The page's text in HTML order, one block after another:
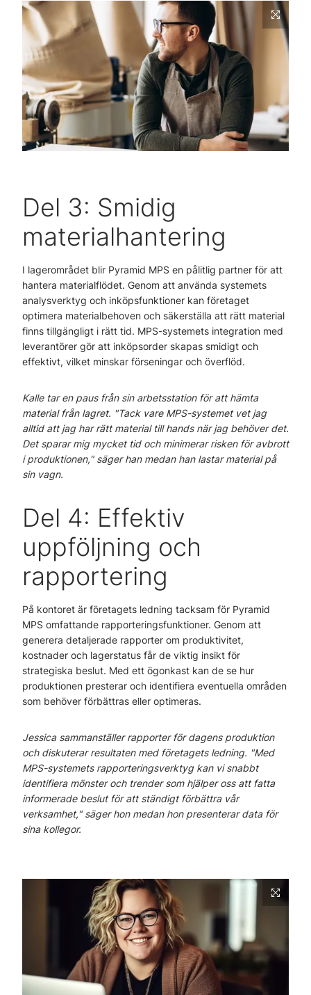
Del 3: Smidig
materialhantering
I lagerområdet blir Pyramid MPS en pålitlig partner för att
hantera materialflödet. Genom att använda systemets
analysverktyg och inköpsfunktioner kan företaget
optimera materialbehoven och säkerställa att rätt material
finns tillgängligt i rätt tid. MPS-systemets integration med
leverantörer gör att inköpsorder skapas smidigt och
effektivt, vilket minskar förseningar och överflöd.
Kalle tar en paus från sin arbetsstation för att hämta
material från lagret. "Tack vare MPS-systemet vet jag
alltid att jag har rätt material till hands när jag behöver det.
Det sparar mig mycket tid och minimerar risken för avbrott
i produktionen," säger han medan han lastar material på
sin vagn.
Del 4: Effektiv
uppföljning och
rapportering
På kontoret är företagets ledning tacksam för Pyramid
MPS omfattande rapporteringsfunktioner. Genom att
generera detaljerade rapporter om produktivitet,
kostnader och lagerstatus får de viktig insikt för
strategiska beslut. Med ett ögonkast kan de se hur
produktionen presterar och identifiera eventuella områden
som behöver förbättras eller optimeras.
Jessica sammanställer rapporter för dagens produktion
och diskuterar resultaten med företagets ledning. "Med
MPS-systemets rapporteringsverktyg kan vi snabbt
identifiera mönster och trender som hjälper oss att fatta
informerade beslut för att ständigt förbättra vår
verksamhet," säger hon medan hon presenterar data för
sina kollegor.